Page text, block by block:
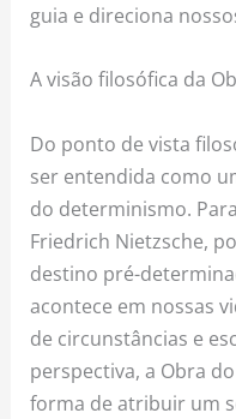
guia e direciona
A visão filosófica da
Do ponto de vista
ser entendida como
do determinismo.
Friedrich Nietzsche,
destino pré-
acontece em nossas
de circunstâncias e
perspectiva, a Obra
forma de atribuir um